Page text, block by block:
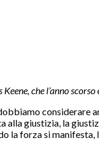
Keene, che l’anno
considerare
alla giustizia, la
la forza si